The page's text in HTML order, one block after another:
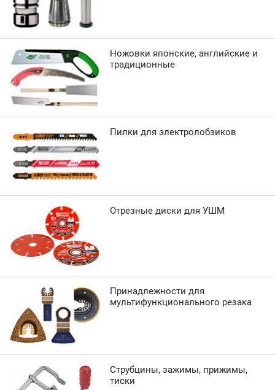
Ножовки японские, английские и
традиционные
Пилки для электролобзиков
Отрезные диски для УШМ
Принадлежности для
мультифункционального резака
Струбцины, зажимы, прижимы,
тиски